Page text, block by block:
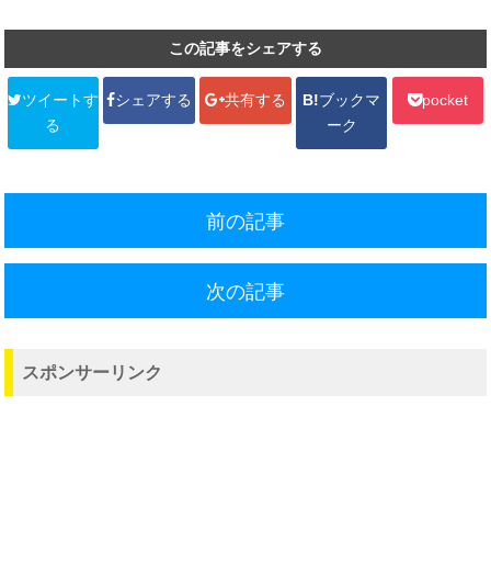
この記事をシェアする
ツイートす
る
シェアする 共有する B!ブックマ
ーク
pocket
前の記事
次の記事
スポンサーリンク